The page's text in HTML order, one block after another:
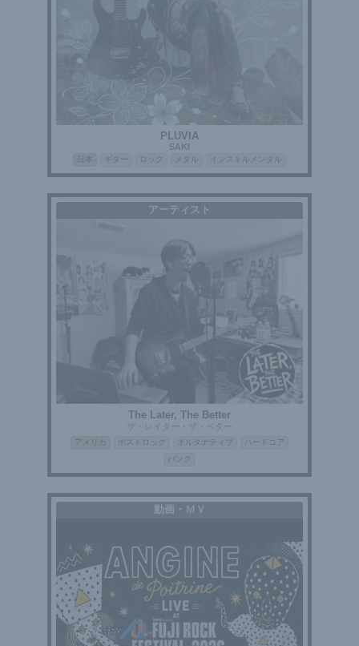
PLUVIA
SAKI
ギター ロック メタル インストルメンタル
アーティスト
The Later, The Better
ザ・レイター・ザ・ベター
アメリカ ポストロック オルタナティブ
ハードコア
パンク
動画・ＭＶ